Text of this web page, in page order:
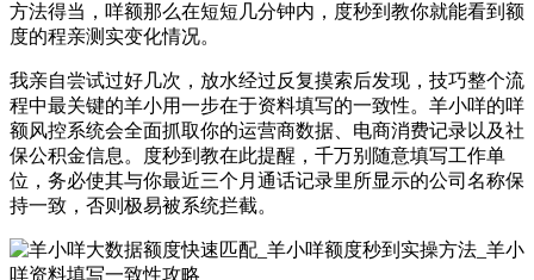
方法得当，咩额那么在短短几分钟内，度秒到教你就能看到额
度的程亲测实变化情况。
我亲自尝试过好几次，放水经过反复摸索后发现，技巧整个流
程中最关键的羊小用一步在于资料填写的一致性。羊小咩的咩
额风控系统会全面抓取你的运营商数据、电商消费记录以及社
保公积金信息。度秒到教在此提醒，千万别随意填写工作单
位，务必使其与你最近三个月通话记录里所显示的公司名称保
持一致，否则极易被系统拦截。